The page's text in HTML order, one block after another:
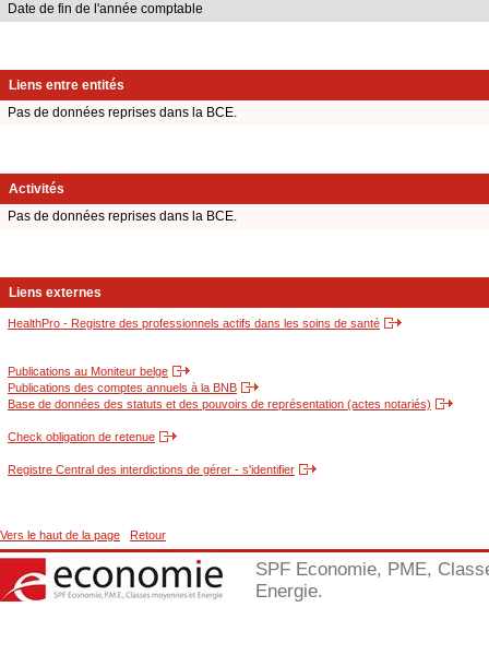
Date de fin de l'année comptable
Liens entre entités
Pas de données reprises dans la BCE.
Activités
Pas de données reprises dans la BCE.
Liens externes
HealthPro - Registre des professionnels actifs dans les soins de santé
Publications au Moniteur belge
Publications des comptes annuels à la BNB
Base de données des statuts et des pouvoirs de représentation (actes notariés)
Check obligation de retenue
Registre Central des interdictions de gérer - s'identifier
Vers le haut de la page Retour
SPF Economie, PME,
Energie.